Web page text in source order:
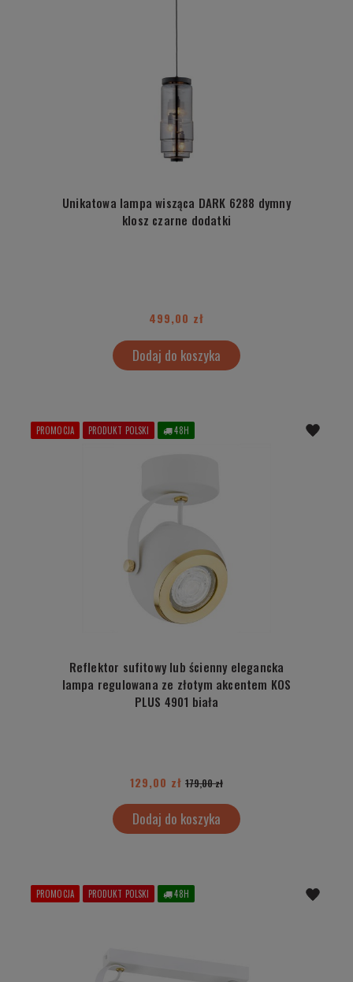
Unikatowa lampa wisząca DARK 6288 dymny
klosz czarne dodatki
499,00 zł
Dodaj do koszyka
Reflektor sufitowy lub ścienny elegancka
lampa regulowana ze złotym akcentem KOS
PLUS 4901 biała
129,00 zł 179,00 zł
Dodaj do koszyka
PROMOCJA PRODUKT POLSKI 48H
PROMOCJA PRODUKT POLSKI 48H